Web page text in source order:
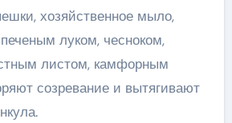
хозяйственное мыло,
луком, чесноком,
листом, камфорным
созревание и вытягивают